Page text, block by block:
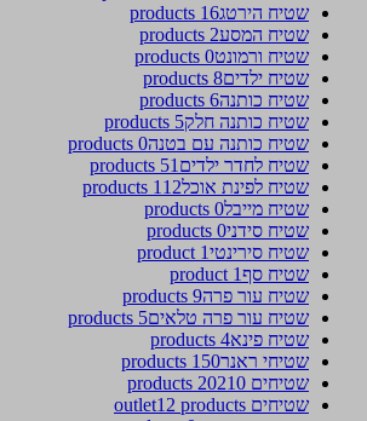
שטיח הירטג16 products
שטיח המסע2 products
שטיח ורמונט0 products
שטיח ילדים8 products
שטיח כותנה6 products
שטיח כותנה חלק5 products
שטיח כותנה עם בטנה0 products
שטיח לחדר ילדים 51 products
שטיח לפינת אוכל112 products
שטיח מייבל0 products
שטיח סידני0 products
שטיח סירינטי1 product
שטיח סף1 product
שטיח עור פרה9 products
שטיח עור פרה טלאים5 products
שטיח פינא4 products
שטיחי ראנר150 products
שטיחים 2021 0 products
שטיחים outlet 12 products